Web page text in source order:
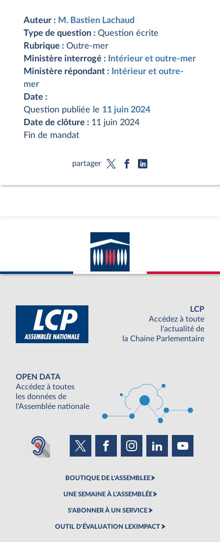
Auteur : M. Bastien Lachaud
Type de question : Question écrite
Rubrique : Outre-mer
Ministère interrogé :
Intérieur et outre-mer
Ministère répondant :
Intérieur et outre-
mer
Date :
Question publiée le 11 juin 2024
Date de clôture : 11 juin 2024
Fin de mandat
partager
LCP
Accédez à toute
l'actualité de
la Chaine Parlementaire
OPEN DATA
Accédez à toutes
les données de
l'Assemblée nationale
BOUTIQUE DE L'ASSEMBLEE
UNE SEMAINE À L'ASSEMBLÉE
S'ABONNER À UN SERVICE
OUTIL D'ÉVALUATION LEXIMPACT